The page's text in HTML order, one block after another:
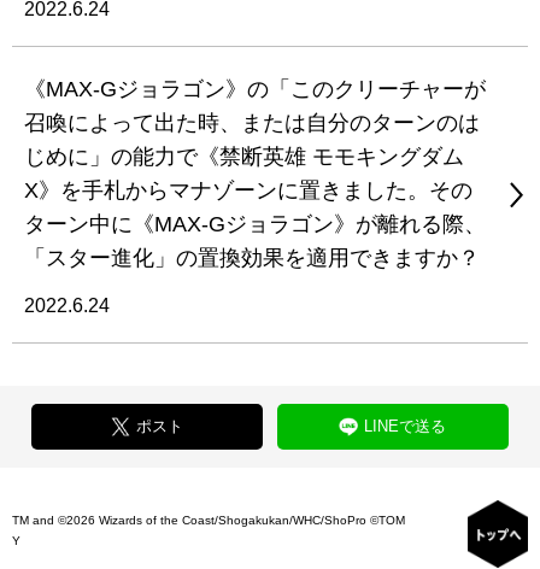
2022.6.24
《MAX-Gジョラゴン》の「このクリーチャーが
召喚によって出た時、または自分のターンのは
じめに」の能力で《禁断英雄 モモキングダム
X》を手札からマナゾーンに置きました。その
ターン中に《MAX-Gジョラゴン》が離れる際、
「スター進化」の置換効果を適用できますか？
2022.6.24
ポスト LINEで送る
TM and ©2026 Wizards of the Coast/Shogakukan/WHC/ShoPro ©TOM
Y